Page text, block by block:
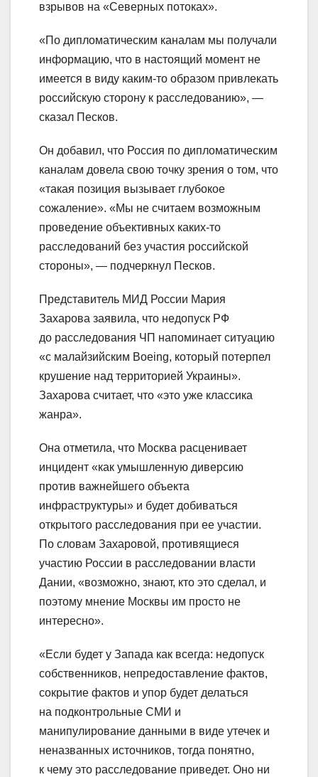
взрывов на «Северных потоках».
«По дипломатическим каналам мы получали
информацию, что в настоящий момент не
имеется в виду каким-то образом привлекать
российскую сторону к расследованию», —
сказал Песков.
Он добавил, что Россия по дипломатическим
каналам довела свою точку зрения о том, что
«такая позиция вызывает глубокое
сожаление». «Мы не считаем возможным
проведение объективных каких-то
расследований без участия российской
стороны», — подчеркнул Песков.
Представитель МИД России Мария
Захарова заявила, что недопуск РФ
до расследования ЧП напоминает ситуацию
«с малайзийским Boeing, который потерпел
крушение над территорией Украины».
Захарова считает, что «это уже классика
жанра».
Она отметила, что Москва расценивает
инцидент «как умышленную диверсию
против важнейшего объекта
инфраструктуры» и будет добиваться
открытого расследования при ее участии.
По словам Захаровой, противящиеся
участию России в расследовании власти
Дании, «возможно, знают, кто это сделал, и
поэтому мнение Москвы им просто не
интересно».
«Если будет у Запада как всегда: недопуск
собственников, непредоставление фактов,
сокрытие фактов и упор будет делаться
на подконтрольные СМИ и
манипулирование данными в виде утечек и
неназванных источников, тогда понятно,
к чему это расследование приведет. Оно ни